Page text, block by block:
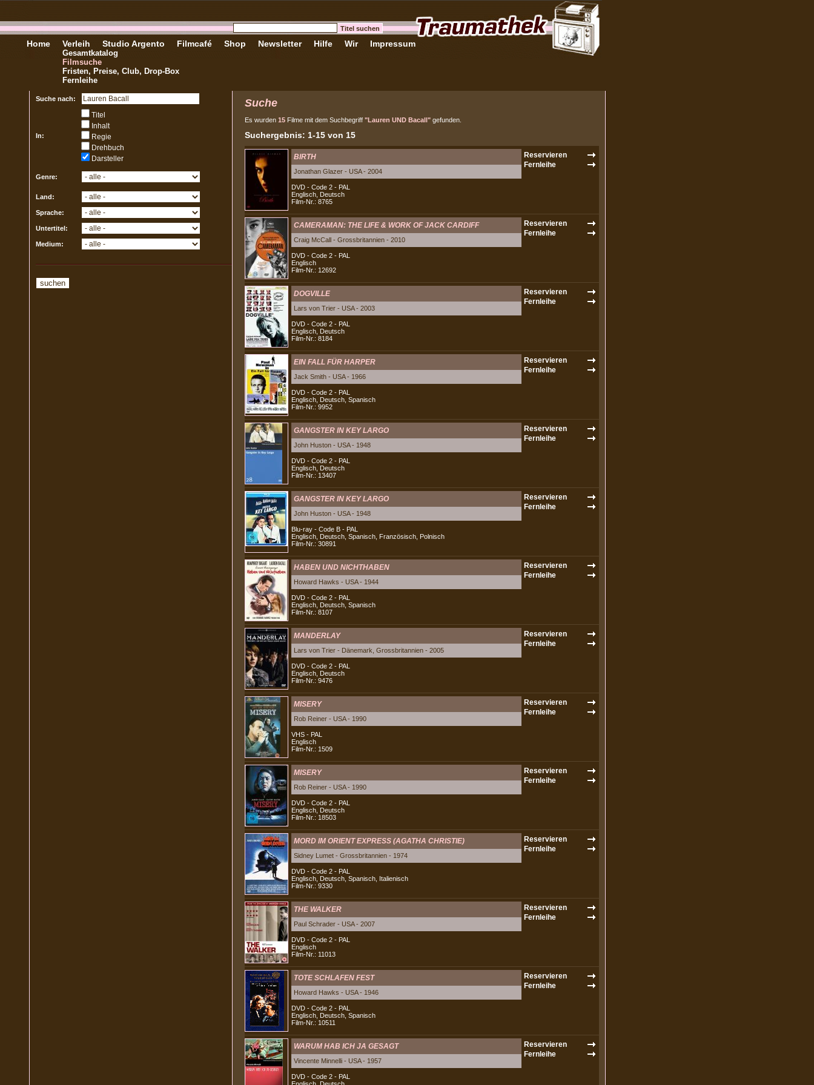
Home Verleih
Gesamtkatalog
Filmsuche
Fristen, Preise, Club, Drop-Box
Fernleihe
Studio Argento Filmcafé Shop Newsletter Hilfe Wir Impressum
Suche nach:
In:
Titel
Inhalt
Regie
Drehbuch
Darsteller
Genre:
Land:
Sprache:
Untertitel:
Medium:
Suche
Es wurden 15 Filme mit dem Suchbegriff "Lauren UND Bacall" gefunden.
Suchergebnis: 1-15 von 15
BIRTH
Jonathan Glazer - USA - 2004
DVD - Code 2 - PAL
Englisch, Deutsch
Film-Nr.: 8765
CAMERAMAN: THE LIFE & WORK OF JACK CARDIFF
Craig McCall - Grossbritannien - 2010
DVD - Code 2 - PAL
Englisch
Film-Nr.: 12692
DOGVILLE
Lars von Trier - USA - 2003
DVD - Code 2 - PAL
Englisch, Deutsch
Film-Nr.: 8184
EIN FALL FÜR HARPER
Jack Smith - USA - 1966
DVD - Code 2 - PAL
Englisch, Deutsch, Spanisch
Film-Nr.: 9952
GANGSTER IN KEY LARGO
John Huston - USA - 1948
DVD - Code 2 - PAL
Englisch, Deutsch
Film-Nr.: 13407
GANGSTER IN KEY LARGO
John Huston - USA - 1948
Blu-ray - Code B - PAL
Englisch, Deutsch, Spanisch, Französisch, Polnisch
Film-Nr.: 30891
HABEN UND NICHTHABEN
Howard Hawks - USA - 1944
DVD - Code 2 - PAL
Englisch, Deutsch, Spanisch
Film-Nr.: 8107
MANDERLAY
Lars von Trier - Dänemark, Grossbritannien - 2005
DVD - Code 2 - PAL
Englisch, Deutsch
Film-Nr.: 9476
MISERY
Rob Reiner - USA - 1990
VHS - PAL
Englisch
Film-Nr.: 1509
MISERY
Rob Reiner - USA - 1990
DVD - Code 2 - PAL
Englisch, Deutsch
Film-Nr.: 18503
MORD IM ORIENT EXPRESS (AGATHA CHRISTIE)
Sidney Lumet - Grossbritannien - 1974
DVD - Code 2 - PAL
Englisch, Deutsch, Spanisch, Italienisch
Film-Nr.: 9330
THE WALKER
Paul Schrader - USA - 2007
DVD - Code 2 - PAL
Englisch
Film-Nr.: 11013
TOTE SCHLAFEN FEST
Howard Hawks - USA - 1946
DVD - Code 2 - PAL
Englisch, Deutsch, Spanisch
Film-Nr.: 10511
WARUM HAB ICH JA GESAGT
Vincente Minnelli - USA - 1957
DVD - Code 2 - PAL